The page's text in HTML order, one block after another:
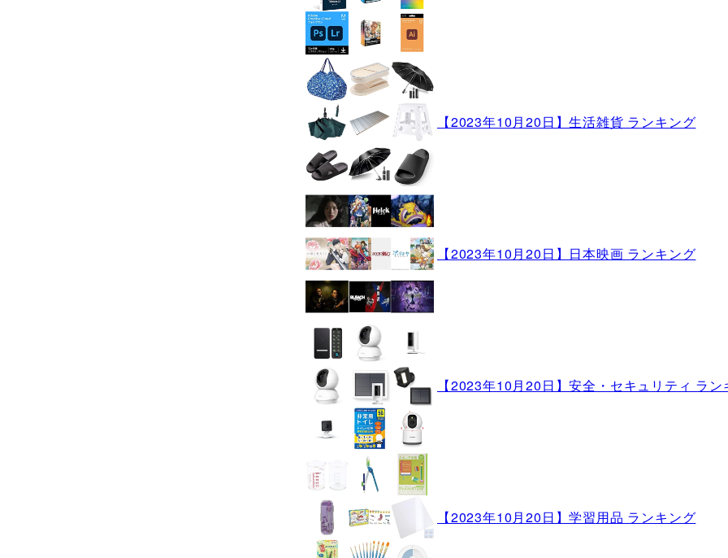
【2023年10月20日】生活雑貨 ランキング
【2023年10月20日】日本映画 ランキング
【2023年10月20日】安全・セキュリティ ラン
【2023年10月20日】学習用品 ランキング